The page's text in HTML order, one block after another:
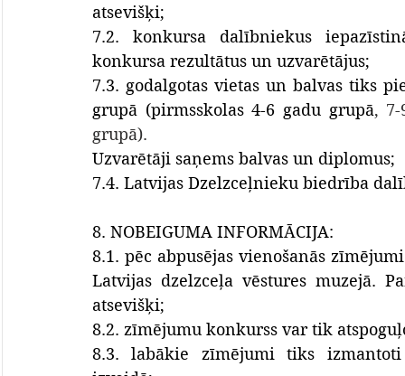
atsevišķi;
7.2. konkursa dalībniekus
konkursa rezultātus un uzvarētājus;
7.3. godalgotas vietas un balvas tiks
grupā (pirmsskolas 4-6 gadu grupā, 7-
grupā).
Uzvarētāji saņems balvas un diplomus;
7.4. Latvijas Dzelzceļnieku biedrība
8. NOBEIGUMA INFORMĀCIJA:
8.1. pēc abpusējas vienošanās
Latvijas dzelzceļa vēstures muzejā.
atsevišķi;
8.2. zīmējumu konkurss var tik
8.3. labākie zīmējumi tiks